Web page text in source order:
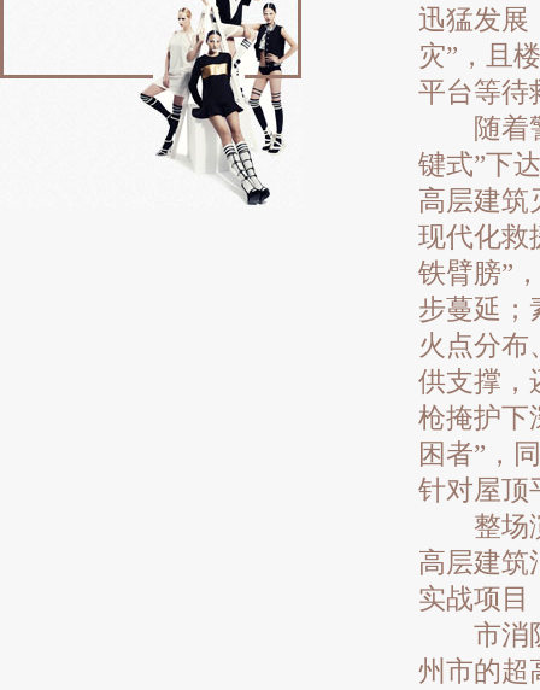
迅猛发展
灾”，且
平台等待
随着警
键式”下
高层建筑
现代化救
铁臂膀”
步蔓延；
火点分布
供支撑，
枪掩护下
困者”，
针对屋顶
整场演
高层建筑
实战项目
市消防
州市的超